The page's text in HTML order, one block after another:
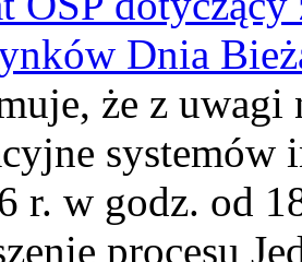
Dnia
że z uwagi
r. w godz. od
procesu